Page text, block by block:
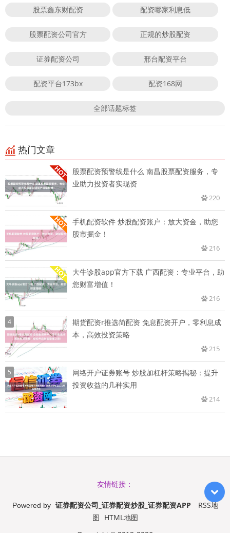
股票鑫东财配资 配资哪家利息低
股票配资公司官方 正规的炒股配资
证券配资公司 邢台配资平台
配资平台173bx 配资168网
全部话题标签
热门文章
股票配资预警线是什么 南昌股票配资服务，专
业助力投资者实现资
220
手机配资软件 炒股配资账户：放大资金，助您
股市掘金！
216
大牛诊股app官方下载 广西配资：专业平台，助
您财富增值！
216
4
期货配资r推选简配资 免息配资开户，零利息成
本，高效投资策略
215
5
网络开户证券账号 炒股加杠杆策略揭秘：提升
投资收益的几种实用
214
友情链接：
Powered by 证券配资公司_证券配资炒股_证券配资APP
RSS地
图 HTML地图